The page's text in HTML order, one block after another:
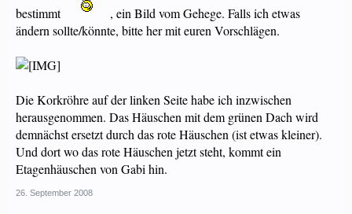
bestimmt
, ein Bild vom Gehege. Falls ich etwas
ändern sollte/könnte, bitte her mit euren Vorschlägen.
Die Korkröhre auf der linken Seite habe ich inzwischen
herausgenommen. Das Häuschen mit dem grünen Dach wird
demnächst ersetzt durch das rote Häuschen (ist etwas kleiner).
Und dort wo das rote Häuschen jetzt steht, kommt ein
Etagenhäuschen von Gabi hin.
26. September 2008